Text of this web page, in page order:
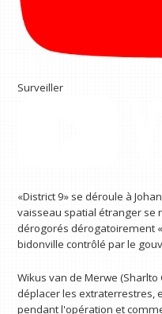
Surveiller
«District 9» se déroule à
vaisseau spatial étranger se
dérogorés dérogatoirement
bidonville contrôlé par le
Wikus van de Merwe
déplacer les extraterrestres,
pendant l'opération et